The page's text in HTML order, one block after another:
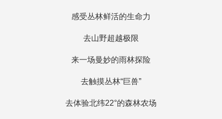
感受丛林鲜活的生命力
去山野超越极限
来一场曼妙的雨林探险
去触摸丛林“巨兽”
去体验北纬22°的森林农场